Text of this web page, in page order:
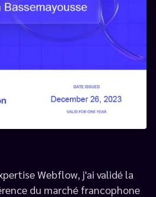
Webflow, j'ai validé la
du marché francophone